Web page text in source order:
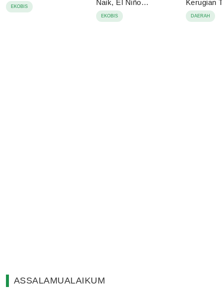
EKOBIS
Naik, El Niño
Mengancam
EKOBIS
Kerugian
Juta
DAERAH
ASSALAMUALAIKUM